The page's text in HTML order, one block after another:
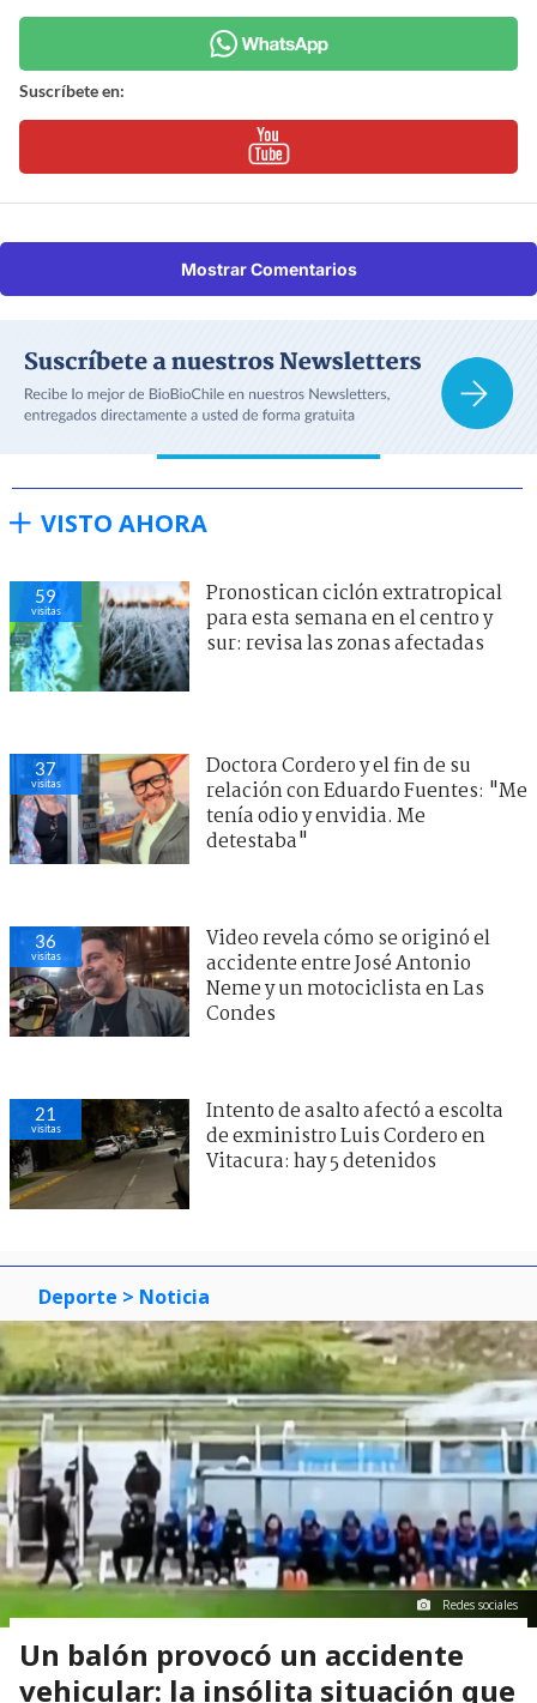
Suscríbete en:
Mostrar Comentarios
VISTO AHORA
59
visitas
Pronostican ciclón extratropical
para esta semana en el centro y
sur: revisa las zonas afectadas
37
visitas
Doctora Cordero y el fin de su
relación con Eduardo Fuentes: "Me
tenía odio y envidia. Me
detestaba"
36
visitas
Video revela cómo se originó el
accidente entre José Antonio
Neme y un motociclista en Las
Condes
21
visitas
Intento de asalto afectó a escolta
de exministro Luis Cordero en
Vitacura: hay 5 detenidos
Deporte > Noticia
Redes sociales
Un balón provocó un accidente
vehicular: la insólita situación que